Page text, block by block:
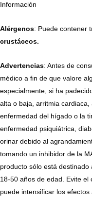
Información
Alérgenos: Puede contener
crustáceos.
Advertencias: Antes de
médico a fin de que valore
especialmente, si ha
alta o baja, arritmia
enfermedad del hígado o la
enfermedad psiquiátrica,
orinar debido al
tomando un inhibidor de la
producto sólo está
18-50 años de edad. Evite
puede intensificar los efectos